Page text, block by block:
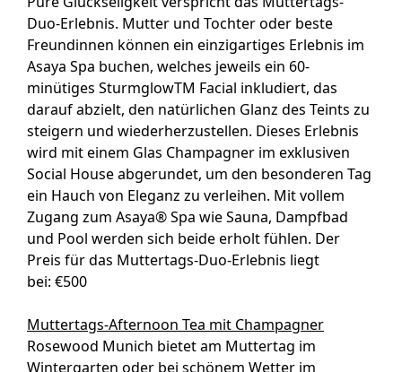
Duo-Erlebnis. Mutter und Tochter oder beste
Freundinnen können ein einzigartiges Erlebnis im
Asaya Spa buchen, welches jeweils ein 60-
minütiges SturmglowTM Facial inkludiert, das
darauf abzielt, den natürlichen Glanz des Teints zu
steigern und wiederherzustellen. Dieses Erlebnis
wird mit einem Glas Champagner im exklusiven
Social House abgerundet, um den besonderen Tag
ein Hauch von Eleganz zu verleihen. Mit vollem
Zugang zum Asaya® Spa wie Sauna, Dampfbad
und Pool werden sich beide erholt fühlen. Der
Preis für das Muttertags-Duo-Erlebnis liegt
bei: €500
Muttertags-Afternoon Tea mit Champagner
Rosewood Munich bietet am Muttertag im
Wintergarten oder bei schönem Wetter im